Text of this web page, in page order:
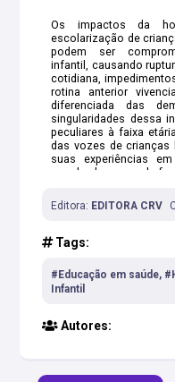
Os impactos da
escolarização de
podem ser
infantil, causando
cotidiana,
rotina anterior
diferenciada das
singularidades dessa
peculiares à faixa
das vozes de crianças
suas experiências
escola, de casa e da
Editora: EDITORA CRV
Tags:
#Educação em saúde,
Infantil
Autores: